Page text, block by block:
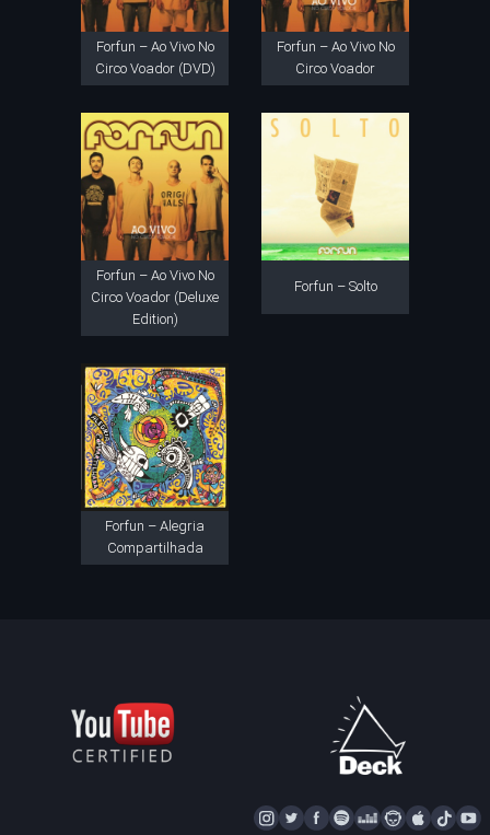
Forfun – Ao Vivo No
Circo Voador (DVD)
Forfun – Ao Vivo No
Circo Voador
Forfun – Ao Vivo No
Circo Voador (Deluxe
Edition)
Forfun – Solto
Forfun – Alegria
Compartilhada
I
T
F
S
D
N
A
T